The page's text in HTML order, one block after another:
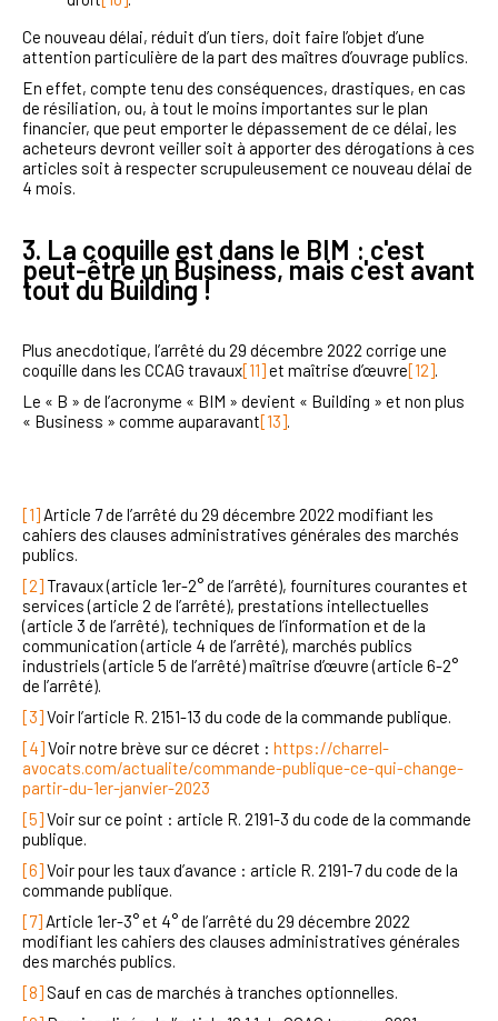
Ce nouveau délai, réduit d’un tiers, doit faire l’objet d’une
attention particulière de la part des maîtres d’ouvrage publics.
En effet, compte tenu des conséquences, drastiques, en cas
de résiliation, ou, à tout le moins importantes sur le plan
financier, que peut emporter le dépassement de ce délai, les
acheteurs devront veiller soit à apporter des dérogations à ces
articles soit à respecter scrupuleusement ce nouveau délai de
4 mois.
3. La coquille est dans le BIM : c'est
peut-être un Business, mais c'est avant
tout du Building !
Plus anecdotique, l’arrêté du 29 décembre 2022 corrige une
coquille dans les CCAG travaux[11]et maîtrise d’œuvre[12].
Le « B » de l’acronyme « BIM » devient « Building » et non plus
« Business » comme auparavant[13].
[1] Article 7 de l’arrêté du 29 décembre 2022 modifiant les
cahiers des clauses administratives générales des marchés
publics.
[2]Travaux (article 1er-2° de l’arrêté), fournitures courantes et
services (article 2 de l’arrêté), prestations intellectuelles
(article 3 de l’arrêté), techniques de l’information et de la
communication (article 4 de l’arrêté), marchés publics
industriels (article 5 de l’arrêté) maîtrise d’œuvre (article 6-2°
de l’arrêté).
[3]Voir l’article R. 2151-13 du code de la commande publique.
[4]Voir notre brève sur ce décret : https://charrel-
avocats.com/actualite/commande-publique-ce-qui-change-
partir-du-1er-janvier-2023
[5]Voir sur ce point : article R. 2191-3 du code de la commande
publique.
[6]Voir pour les taux d’avance : article R. 2191-7 du code de la
commande publique.
[7] Article 1er-3° et 4° de l’arrêté du 29 décembre 2022
modifiant les cahiers des clauses administratives générales
des marchés publics.
[8] Sauf en cas de marchés à tranches optionnelles.